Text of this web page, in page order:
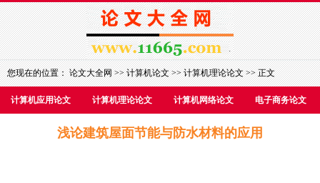
您现在的位置：论文大全网>>计算机论文>>计算机理论论文>> 正文
计算机应用论文 计算机理论论文 计算机网络论文 电子商务论文
浅论建筑屋面节能与防水材料的应用